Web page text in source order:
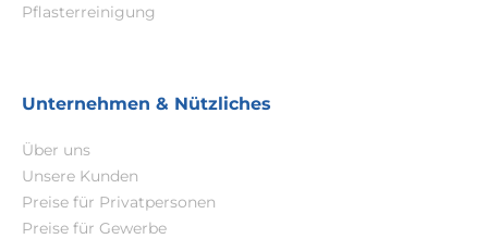
Pflasterreinigung
Unternehmen & Nützliches
Über uns
Unsere Kunden
Preise für Privatpersonen
Preise für Gewerbe